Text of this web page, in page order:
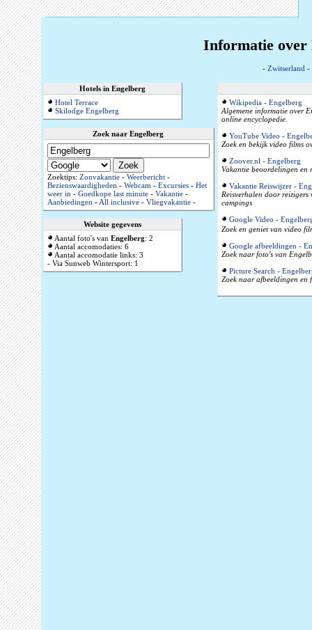
Informatie over
- Zwitserland -
Hotels in Engelberg
Hotel Terrace
Skilodge Engelberg
Zoek naar Engelberg
Zoektips: Zonvakantie- Weerbericht-
Bezienswaardigheden- Webcam- Excursies- Het
weer in- Goedkope last minute- Vakantie-
Aanbiedingen-All inclusive- Vliegvakantie-
Website gegevens
Aantal foto's van Engelberg: 2
Aantal accomodaties: 6
Aantal accomodatie links: 3
- Via Sunweb Wintersport: 1
Wikipedia - Engelberg
Algemene informatie over
online encyclopedie.
YouTube Video -
Zoek en bekijk video films
Zoover.nl - Engelberg
Vakantie beoordelingen en
Vakantie Reiswijzer -
Reisverhalen door reizigers
campings
Google Video -
Zoek en geniet van video
Google afbeeldingen -
Zoek naar foto's van
Picture Search -
Zoek naar afbeeldingen en